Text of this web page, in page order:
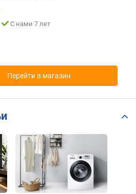
С нами 7 лет
Перейти в магазин